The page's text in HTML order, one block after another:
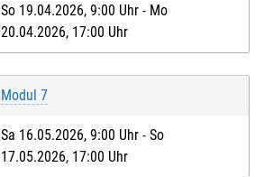
So 19.04.2026, 9:00 Uhr - Mo
20.04.2026, 17:00 Uhr
Modul 7
Sa 16.05.2026, 9:00 Uhr - So
17.05.2026, 17:00 Uhr